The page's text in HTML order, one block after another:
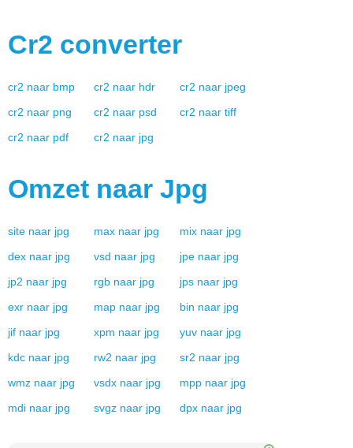
Cr2 converter
cr2 naar bmp cr2 naar hdr cr2 naar jpeg
cr2 naar png cr2 naar psd cr2 naar tiff
cr2 naar pdf cr2 naar jpg
Omzet naar Jpg
site naar jpg max naar jpg mix naar jpg
dex naar jpg vsd naar jpg jpe naar jpg
jp2 naar jpg rgb naar jpg jps naar jpg
exr naar jpg map naar jpg bin naar jpg
jif naar jpg xpm naar jpg yuv naar jpg
kdc naar jpg rw2 naar jpg sr2 naar jpg
wmz naar jpg vsdx naar jpg mpp naar jpg
mdi naar jpg svgz naar jpg dpx naar jpg